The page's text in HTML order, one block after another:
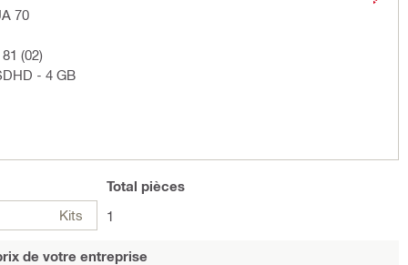
70
(02)
- 4 GB
Kits
Total pièces
1
de votre entreprise